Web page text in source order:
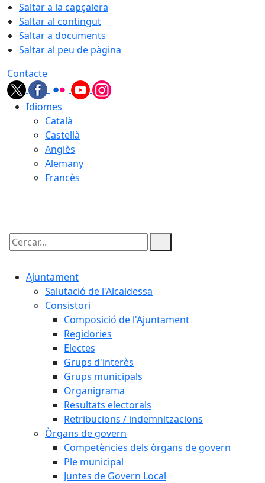
Saltar a la capçalera
Saltar al contingut
Saltar a documents
Saltar al peu de pàgina
Contacte
Idiomes
Català
Castellà
Anglès
Alemany
Francès
Cercar:
Ajuntament
Salutació de l'Alcaldessa
Consistori
Composició de l'Ajuntament
Regidories
Electes
Grups d'interès
Grups municipals
Organigrama
Resultats electorals
Retribucions / indemnitzacions
Òrgans de govern
Competències dels òrgans de govern
Ple municipal
Juntes de Govern Local